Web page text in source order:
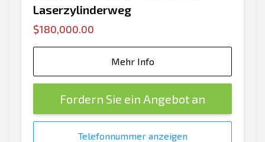
Laserzylinderweg
$180,000.00
Mehr Info
Fordern Sie ein Angebot an
Telefonnummer anzeigen